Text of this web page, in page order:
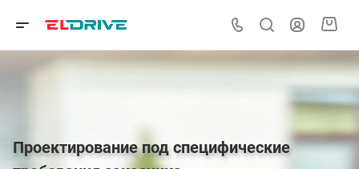
Проектирование под специфические